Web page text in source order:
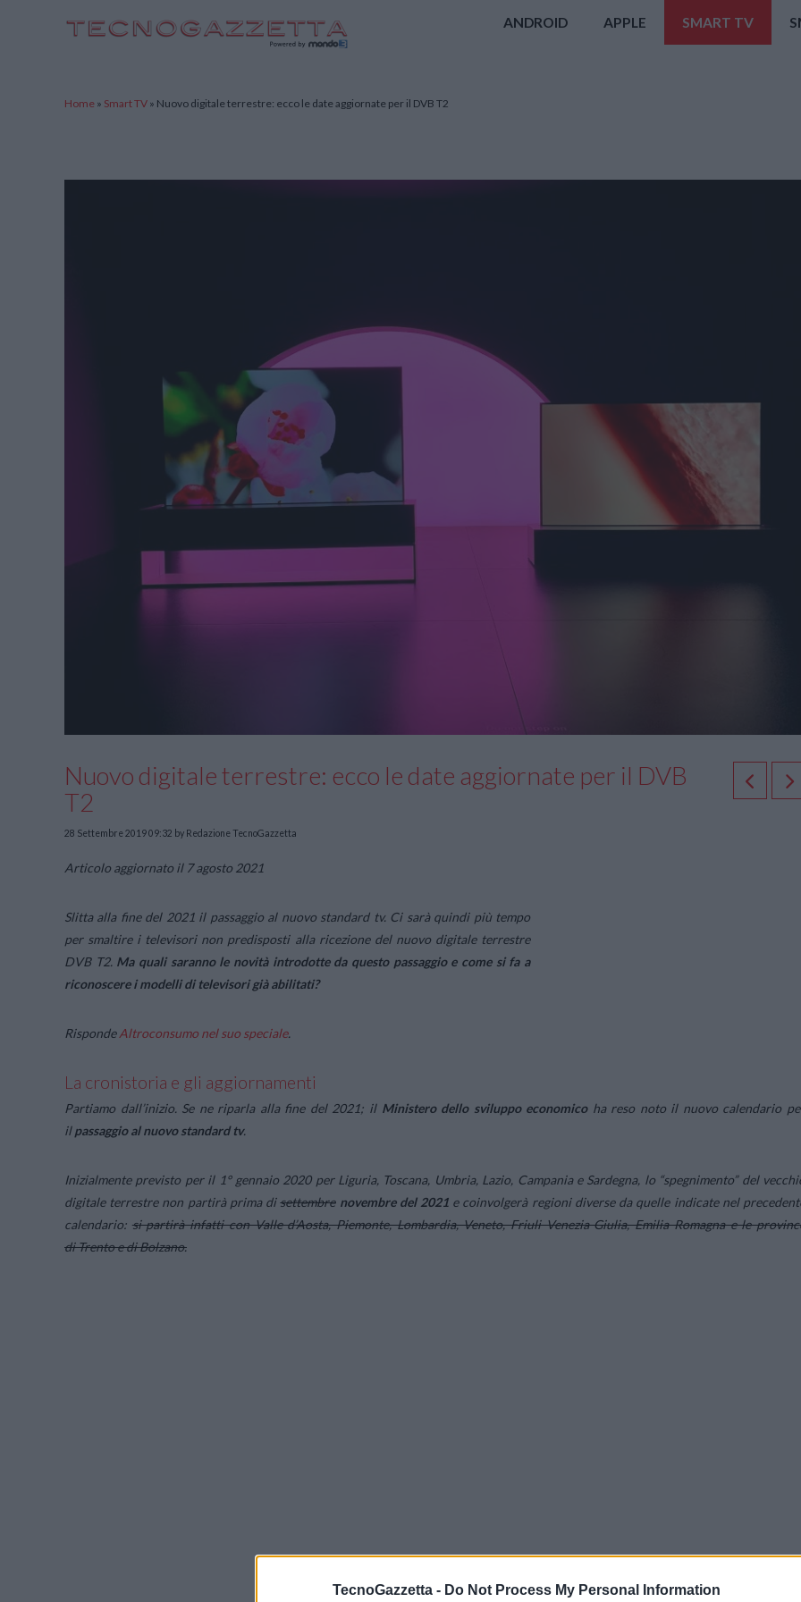
TecnoGazzetta - Do Not Process My Personal Information
ANDROID APPLE SMART TV
Home » Smart TV » Nuovo digitale terrestre: ecco le date aggiornate per il DVB T2
Nuovo digitale terrestre: ecco le date aggiornate per il DVB
T2
28 Settembre 2019 09:32 by Redazione TecnoGazzetta
Articolo aggiornato il 7 agosto 2021
Slitta alla fine del 2021 il passaggio al nuovo standard tv. Ci sarà quindi più tempo
per smaltire i televisori non predisposti alla ricezione del nuovo digitale terrestre
DVB T2. Ma quali saranno le novità introdotte da questo passaggio e come si fa a
riconoscere i modelli di televisori già abilitati?
RispondeAltroconsumo nel suo speciale.
La cronistoria e gli aggiornamenti
Partiamo dall’inizio. Se ne riparla alla fine del 2021; il Ministero dello sviluppo economicoha reso noto il nuovo calendario
ilpassaggio al nuovo standard tv.
Inizialmente previsto per il 1° gennaio 2020 per Liguria, Toscana, Umbria, Lazio, Campania e Sardegna, lo “spegnimento” del
digitale terrestre non partirà prima disettembrenovembre del 2021 e coinvolgerà regioni diverse da quelle indicate nel
calendario: si partirà infatti con Valle d’Aosta, Piemonte, Lombardia, Veneto, Friuli Venezia Giulia, Emilia Romagna e le
di Trento e di Bolzano.